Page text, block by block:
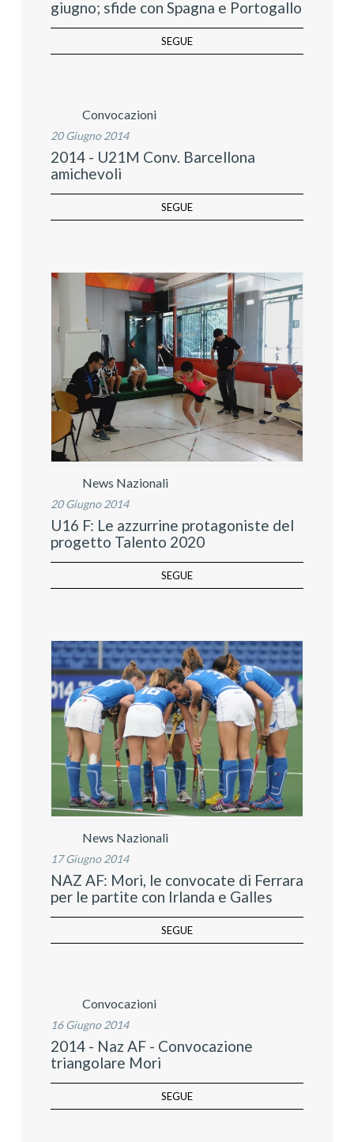
giugno; sfide con Spagna e Portogallo
SEGUE
Convocazioni
20 Giugno 2014
2014 - U21M Conv. Barcellona
amichevoli
SEGUE
News Nazionali
20 Giugno 2014
U16 F: Le azzurrine protagoniste del
progetto Talento 2020
SEGUE
News Nazionali
17 Giugno 2014
NAZ AF: Mori, le convocate di Ferrara
per le partite con Irlanda e Galles
SEGUE
Convocazioni
16 Giugno 2014
2014 - Naz AF - Convocazione
triangolare Mori
SEGUE